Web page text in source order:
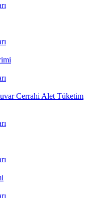
Cerrahi Alet Tüketim